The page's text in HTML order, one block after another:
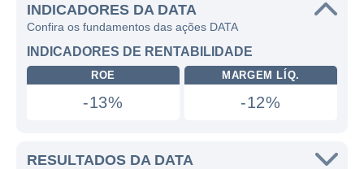
INDICADORES DA DATA
Confira os fundamentos das ações DATA
INDICADORES DE RENTABILIDADE
ROE
-13%
MARGEM LÍQ.
-12%
RESULTADOS DA DATA